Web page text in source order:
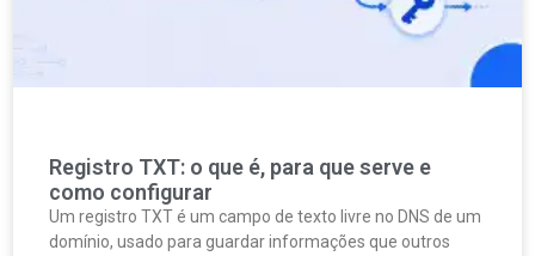
Registro TXT: o que é, para que serve e
como configurar
Um registro TXT é um campo de texto livre no DNS de um
domínio, usado para guardar informações que outros